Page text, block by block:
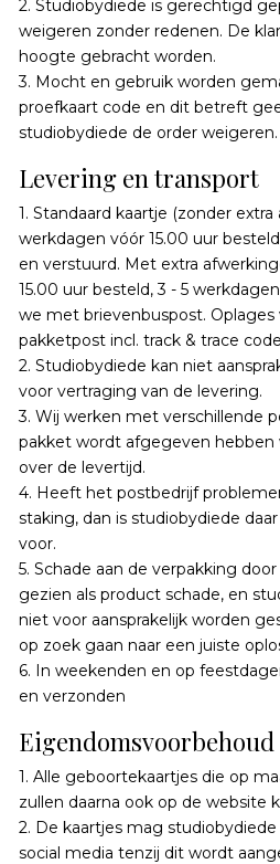
2. Studiobydiede is gerechtigd
weigeren zonder redenen. De
hoogte gebracht worden.
3. Mocht en gebruik worden
proefkaart code en dit betreft
studiobydiede de order weigeren.
Levering en transport
1. Standaard kaartje (zonder
werkdagen vóór 15.00 uur
en verstuurd. Met extra
15.00 uur besteld, 3 - 5
we met brievenbuspost.
pakketpost incl. track & trace
2. Studiobydiede kan niet
voor vertraging van de levering.
3. Wij werken met verschillende
pakket wordt afgegeven
over de levertijd.
4. Heeft het postbedrijf
staking, dan is studiobydiede
voor.
5. Schade aan de verpakking
gezien als product schade, en
niet voor aansprakelijk worden
op zoek gaan naar een juiste
6. In weekenden en op
en verzonden
Eigendomsvoorbehoud
1. Alle geboortekaartjes die op
zullen daarna ook op de website
2. De kaartjes mag
social media tenzij dit wordt